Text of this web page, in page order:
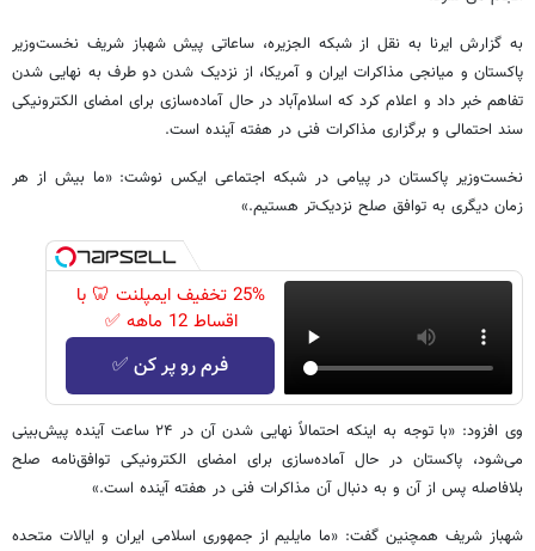
به گزارش ایرنا به نقل از شبکه الجزیره، ساعاتی پیش شهباز شریف نخست‌وزیر
پاکستان و میانجی مذاکرات ایران و آمریکا، از نزدیک شدن دو طرف به نهایی شدن
تفاهم خبر داد و اعلام کرد که اسلام‌آباد در حال آماده‌سازی برای امضای الکترونیکی
سند احتمالی و برگزاری مذاکرات فنی در هفته آینده است.
نخست‌وزیر پاکستان در پیامی در شبکه اجتماعی ایکس نوشت: «ما بیش از هر
زمان دیگری به توافق صلح نزدیک‌تر هستیم.»
25% تخفیف ایمپلنت 🦷 با
اقساط 12 ماهه ✅
فرم رو پر کن ✅
وی افزود: «با توجه به اینکه احتمالاً نهایی شدن آن در ۲۴ ساعت آینده پیش‌بینی
می‌شود، پاکستان در حال آماده‌سازی برای امضای الکترونیکی توافق‌نامه صلح
بلافاصله پس از آن و به دنبال آن مذاکرات فنی در هفته آینده است.»
شهباز شریف همچنین گفت: «ما مایلیم از جمهوری اسلامی ایران و ایالات متحده